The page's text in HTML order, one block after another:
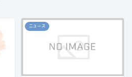
ニュース